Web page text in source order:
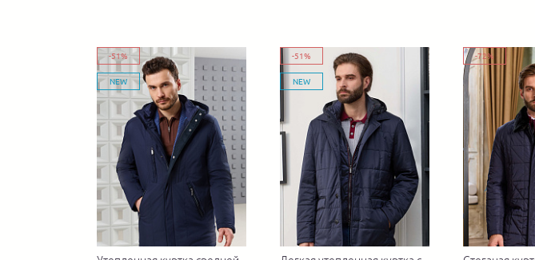
-51%
NEW
-51%
NEW
-72%